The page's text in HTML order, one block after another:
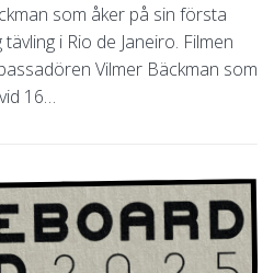
som åker på sin första
i Rio de Janeiro. Filmen
Vilmer Bäckman som
vid 16…